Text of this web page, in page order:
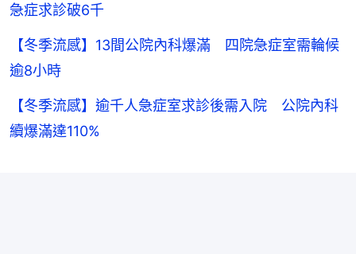
急症求診破6千
【冬季流感】13間公院內科爆滿 四院急症室需輪候
逾8小時
【冬季流感】逾千人急症室求診後需入院 公院內科
續爆滿達110%